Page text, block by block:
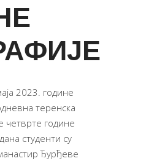
2023. године
теренска
четврте године
студенти су
Ђурђеве